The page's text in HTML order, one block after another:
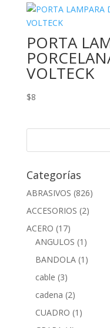
PORTA
VOLTECK
$8
Categorías
ABRASIVOS (826)
ACCESORIOS (2)
ACERO (17)
ANGULOS (1)
BANDOLA (1)
cable (3)
cadena (2)
CUADRO (1)